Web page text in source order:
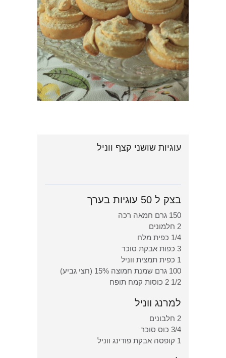
עוגיות שושני קצף ווניל
בצק ל 50 עוגיות בערך
150 גרם חמאה רכה
2 חלמונים
1/4 כפית מלח
3 כפות אבקת סוכר
1 כפית תמצית ווניל
100 גרם שמנת חמוצה 15% (חצי גביע)
1/2 2 כוסות קמח תופח
למרנג ווניל
2 חלבונים
3/4 כוס סוכר
1 קופסה אבקת פודינג ווניל